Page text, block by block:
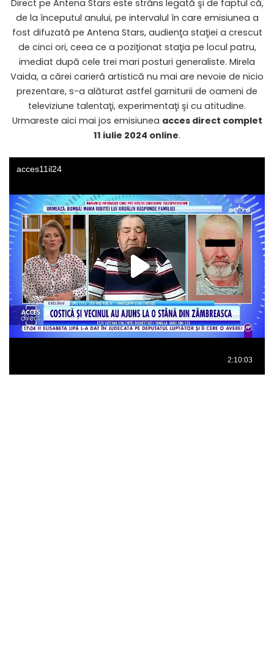
Direct pe Antena Stars este strâns legată şi de faptul că,
de la începutul anului, pe intervalul în care emisiunea a
fost difuzată pe Antena Stars, audienţa staţiei a crescut
de cinci ori, ceea ce a poziţionat staţia pe locul patru,
imediat după cele trei mari posturi generaliste. Mirela
Vaida, a cărei carieră artistică nu mai are nevoie de nicio
prezentare, s-a alăturat astfel garniturii de oameni de
televiziune talentaţi, experimentaţi şi cu atitudine.
Urmareste aici mai jos emisiunea acces direct complet
11 iulie 2024 online.